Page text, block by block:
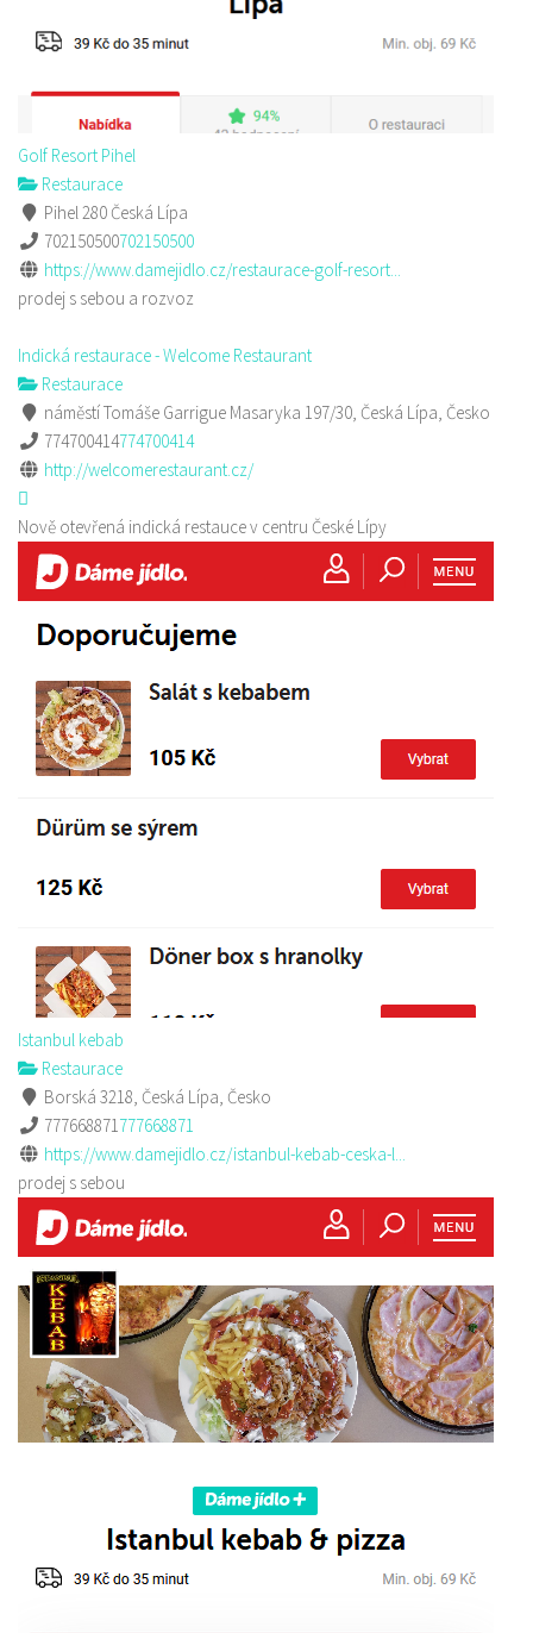
Golf Resort Pihel
Restaurace
Pihel 280 Česká Lípa
702150500702150500
https://www.damejidlo.cz/restaurace-golf-resort...
prodej s sebou a rozvoz
Indická restaurace - Welcome Restaurant
Restaurace
náměstí Tomáše Garrigue Masaryka 197/30, Česká Lípa, Česko
774700414774700414
http://welcomerestaurant.cz/
Nově otevřená indická restauce v centru České Lípy
Istanbul kebab
Restaurace
Borská 3218, Česká Lípa, Česko
777668871777668871
https://www.damejidlo.cz/istanbul-kebab-ceska-l...
prodej s sebou